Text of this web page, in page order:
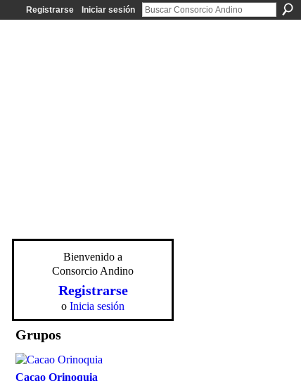
Registrarse Iniciar sesión
Bienvenido a
Consorcio Andino
Registrarse
o Inicia sesión
Grupos
Cacao Orinoquia